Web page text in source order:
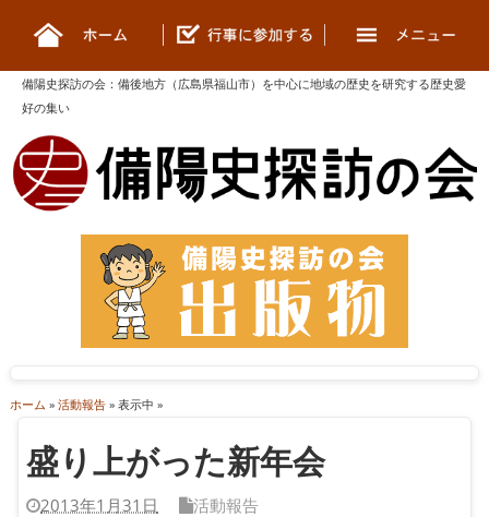
備陽史探訪の会 ： 備後地方（広島県福山市）を中心に地域の歴史を研究する歴史愛
好の集い
ホーム » 活動報告» 表示中 »
盛り上がった新年会
2013年1月31日 活動報告